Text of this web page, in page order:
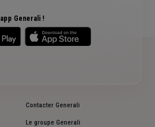
Generali !
Contacter Generali
Le groupe Generali